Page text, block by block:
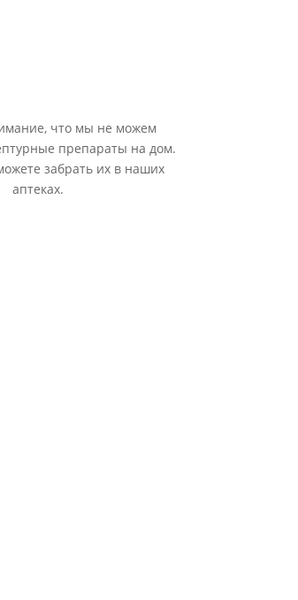
что мы не можем
препараты на дом.
забрать их в наших
аптеках.